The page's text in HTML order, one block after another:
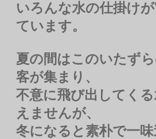
いろんな水の仕掛け
ています。
夏の間はこのいたず
客が集まり、
不意に飛び出してく
えませんが、
冬になると素朴で一